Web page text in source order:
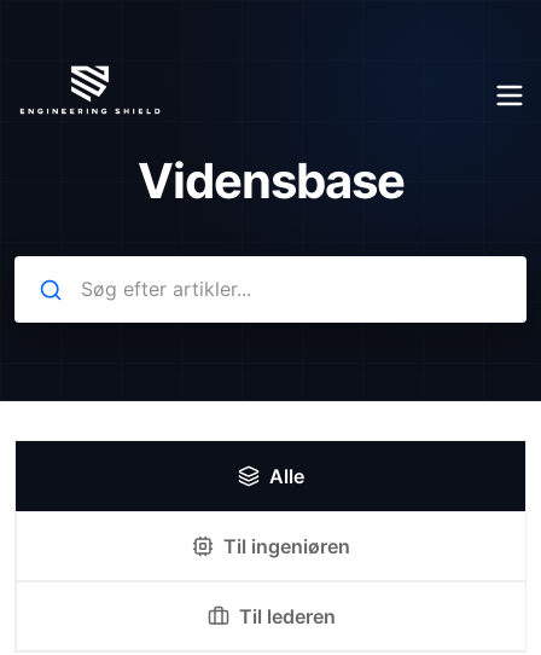
Vidensbase
Alle
Til ingeniøren
Til lederen